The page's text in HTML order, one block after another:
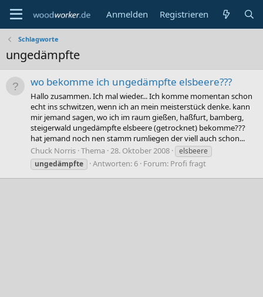
Anmelden Registrieren
Schlagworte
ungedämpfte
wo bekomme ich ungedämpfte elsbeere???
Hallo zusammen. Ich mal wieder... Ich komme momentan schon
echt ins schwitzen, wenn ich an mein meisterstück denke. kann
mir jemand sagen, wo ich im raum gießen, haßfurt, bamberg,
steigerwald ungedämpfte elsbeere (getrocknet) bekomme???
hat jemand noch nen stamm rumliegen der viell auch schon...
Chuck Norris Thema 28. Oktober 2008
elsbeere
ungedämpfte
Antworten: 6 Forum: Profi fragt